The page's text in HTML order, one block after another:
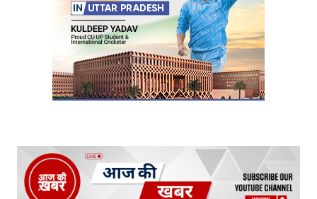
Submit Comment